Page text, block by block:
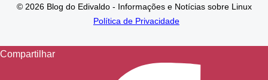
© 2026 Blog do Edivaldo - Informações e Notícias sobre Linux
Política de Privacidade
Compartilhar